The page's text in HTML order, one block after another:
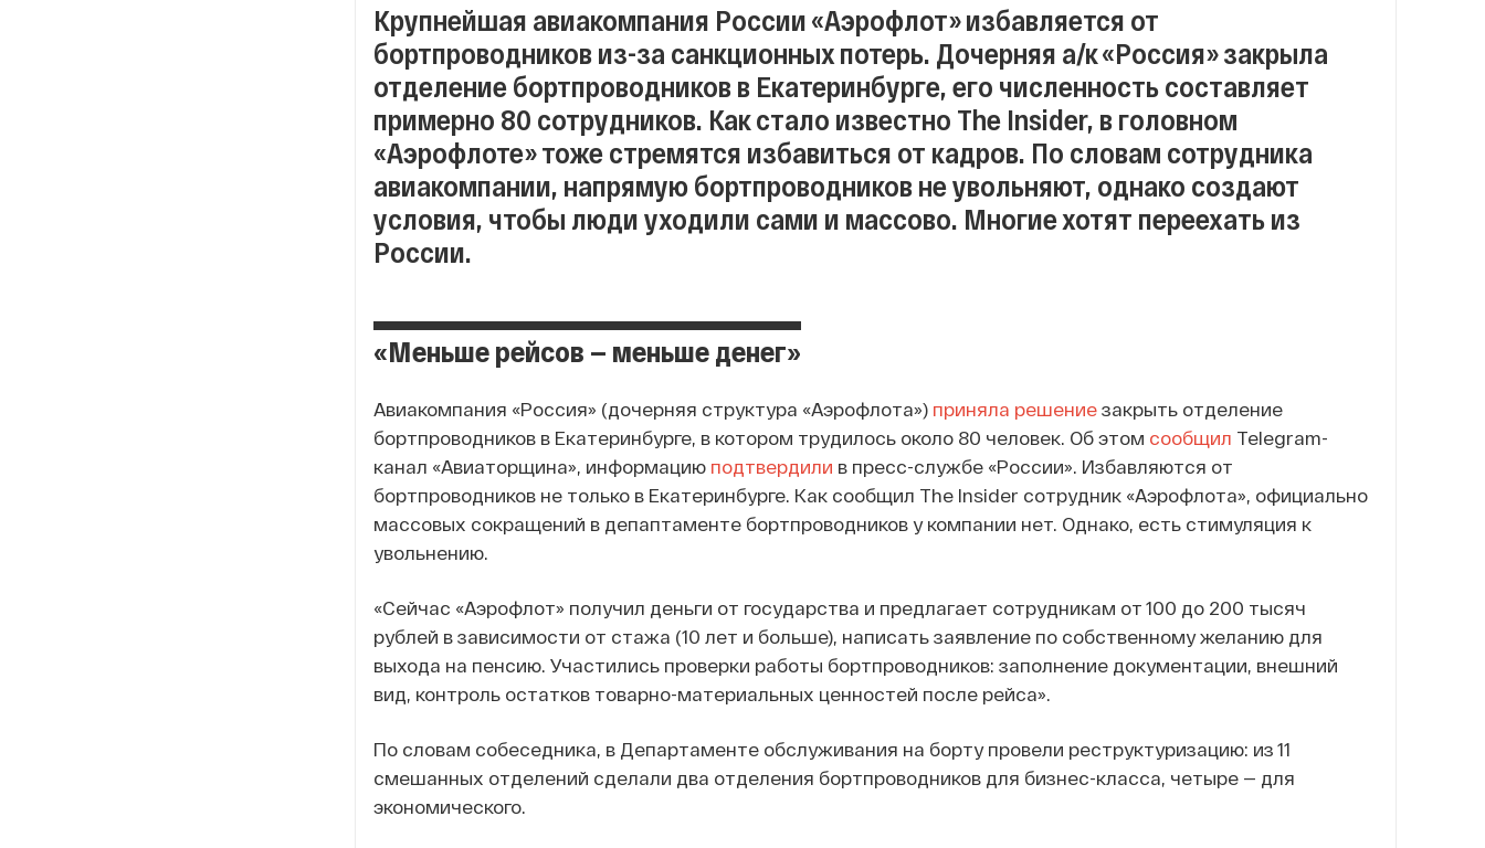
Крупнейшая авиакомпания России «Аэрофлот» избавляется от
бортпроводников из-за санкционных потерь. Дочерняя а/к «Россия» закрыла
отделение бортпроводников в Екатеринбурге, его численность составляет
примерно 80 сотрудников. Как стало известно The Insider, в головном
«Аэрофлоте» тоже стремятся избавиться от кадров. По словам сотрудника
авиакомпании, напрямую бортпроводников не увольняют, однако создают
условия, чтобы люди уходили сами и массово. Многие хотят переехать из
России.
«Меньше рейсов — меньше денег»
Авиакомпания «Россия» (дочерняя структура «Аэрофлота») приняла решение закрыть отделение
бортпроводников в Екатеринбурге, в котором трудилось около 80 человек. Об этом сообщил Telegram-
канал «Авиаторщина», информацию подтвердили в пресс-службе «России». Избавляются от
бортпроводников не только в Екатеринбурге. Как сообщил The Insider сотрудник «Аэрофлота», официально
массовых сокращений в депаптаменте бортпроводников у компании нет. Однако, есть стимуляция к
увольнению.
«Сейчас «Аэрофлот» получил деньги от государства и предлагает сотрудникам от 100 до 200 тысяч
рублей в зависимости от стажа (10 лет и больше), написать заявление по собственному желанию для
выхода на пенсию. Участились проверки работы бортпроводников: заполнение документации, внешний
вид, контроль остатков товарно-материальных ценностей после рейса».
По словам собеседника, в Департаменте обслуживания на борту провели реструктуризацию: из 11
смешанных отделений сделали два отделения бортпроводников для бизнес-класса, четыре — для
экономического.